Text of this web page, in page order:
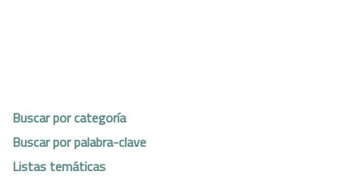
Buscar por categoría
Buscar por palabra-clave
Listas temáticas